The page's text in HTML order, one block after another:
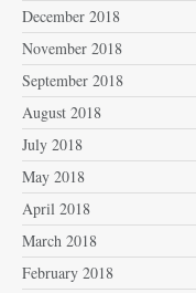
December 2018
November 2018
September 2018
August 2018
July 2018
May 2018
April 2018
March 2018
February 2018